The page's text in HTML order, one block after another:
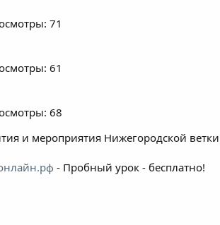
71
61
68
и мероприятия Нижегородской ветки
- Пробный урок - бесплатно!